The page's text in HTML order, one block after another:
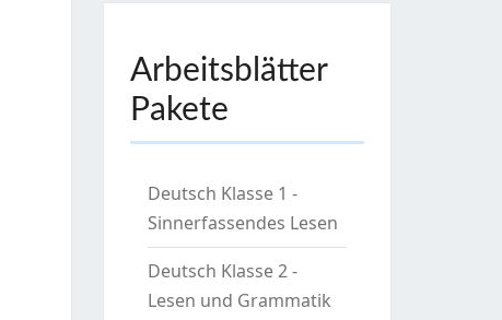
Arbeitsblätter
Pakete
Deutsch Klasse 1 -
Sinnerfassendes Lesen
Deutsch Klasse 2 -
Lesen und Grammatik